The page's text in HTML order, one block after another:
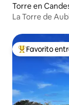
Torre en
La Torre de
Favorito entre
Favorito